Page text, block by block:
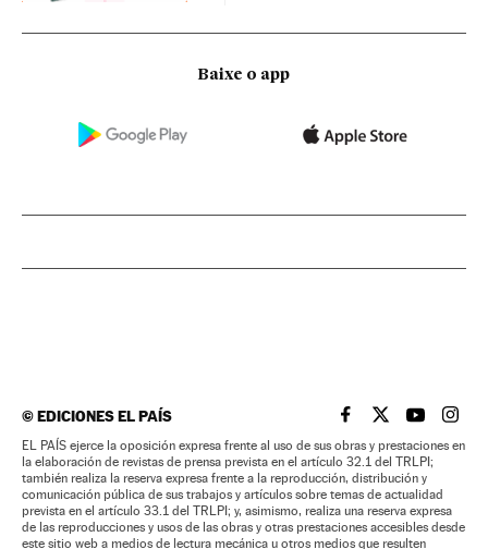
Baixe o app
©EDICIONES EL PAÍS EL PAÍS BRASIL EN
EL PAÍSEL PAÍS
EL
EL PAÍS ejerce la oposición expresa frente al uso de sus obras y prestaciones en
la elaboración de revistas de prensa prevista en el artículo 32.1 del TRLPI;
también realiza la reserva expresa frente a la reproducción, distribución y
comunicación pública de sus trabajos y artículos sobre temas de actualidad
prevista en el artículo 33.1 del TRLPI; y, asimismo, realiza una reserva expresa
de las reproducciones y usos de las obras y otras prestaciones accesibles desde
este sitio web a medios de lectura mecánica u otros medios que resulten